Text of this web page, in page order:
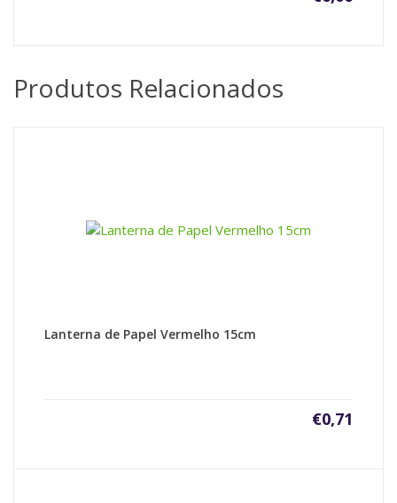
Produtos Relacionados
Lanterna de Papel Vermelho 15cm
€0,71